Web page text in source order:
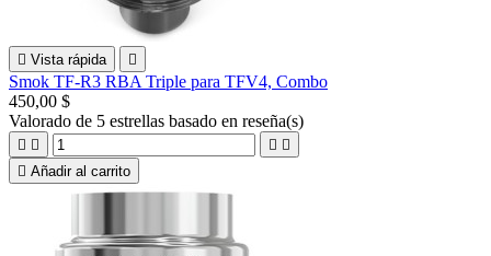
 Vista rápida 
Smok TF-R3 RBA Triple para TFV4, Combo
450,00 $
Valorado de 5 estrellas basado en reseña(s)
   
 Añadir al carrito